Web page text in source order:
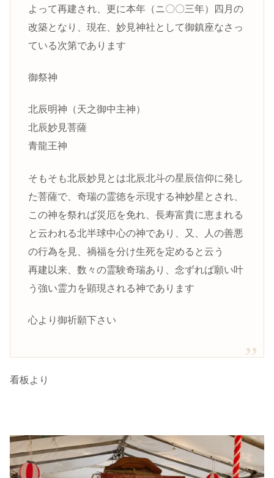
よって再建され、更に本年（ニ〇〇三年）四月の
改築となり、現在、妙見神社として御鎮座なさっ
ている次第であります
御祭神
北辰明神（天之御中主神）
北辰妙見菩薩
青龍王神
そもそも北辰妙見とは北辰北斗の星辰信仰に発し
た菩薩で、奇瑞の霊徳を示現する神妙星とされ、
この神を祭れば災厄を免れ、長寿富貴に恵まれる
と云われる北半球中心の神であり、又、人の善悪
の行為を見、禍福を分け生死を定めると云う
再建以来、数々の霊験奇瑞あり、念ずれば願い叶
う強い霊力を顕現される神であります
心より御祈願下さい
看板より